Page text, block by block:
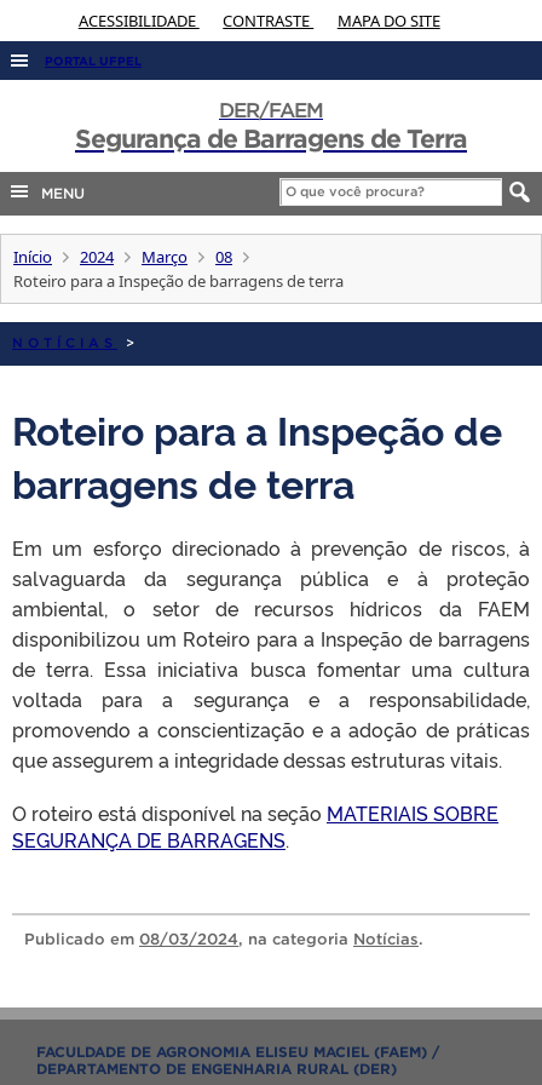
ACESSIBILIDADE CONTRASTE MAPA DO SITE
PORTAL UFPEL
AUDITORIA
EDITAIS
INTERNACIONAL
OUVIDORIA
TELEFONES
DER/FAEM
Segurança de Barragens de Terra
MENU
Início 2024 Março
08
Roteiro para a Inspeção de barragens de terra
NOTÍCIAS >
Roteiro para a Inspeção de
barragens de terra
Em um esforço direcionado à prevenção de riscos, à
salvaguarda da segurança pública e à proteção
ambiental, o setor de recursos hídricos da FAEM
disponibilizou um Roteiro para a Inspeção de barragens
de terra. Essa iniciativa busca fomentar uma cultura
voltada para a segurança e a responsabilidade,
promovendo a conscientização e a adoção de práticas
que assegurem a integridade dessas estruturas vitais.
O roteiro está disponível na seção MATERIAIS SOBRE
SEGURANÇA DE BARRAGENS.
Publicado em 08/03/2024, na categoria Notícias.
FACULDADE DE AGRONOMIA ELISEU MACIEL (FAEM) /
DEPARTAMENTO DE ENGENHARIA RURAL (DER)